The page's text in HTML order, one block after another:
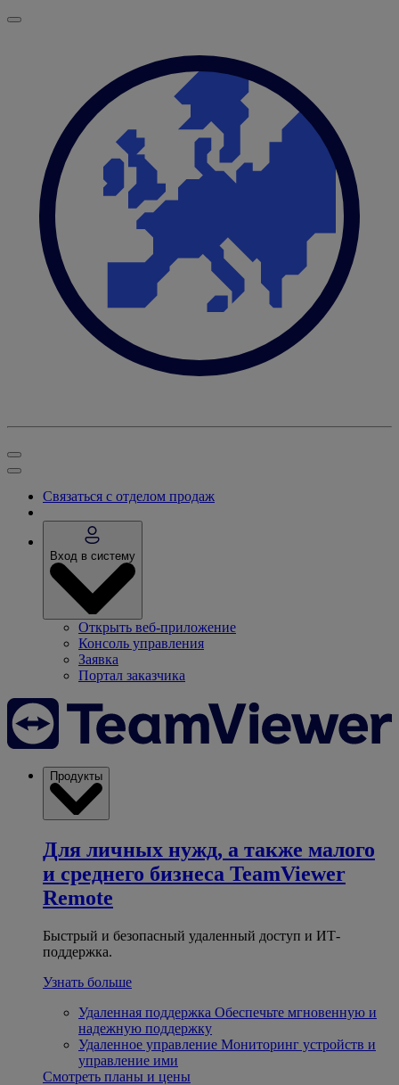
Связаться с отделом продаж
Вход в систему
Открыть веб-приложение
Консоль управления
Заявка
Портал заказчика
Продукты
Для личных нужд, а также малого
и среднего бизнеса TeamViewer
Remote
Быстрый и безопасный удаленный доступ и ИТ-
поддержка.
Узнать больше
Удаленная поддержка Обеспечьте мгновенную и
надежную поддержку
Удаленное управление Мониторинг устройств и
управление ими
Смотреть планы и цены